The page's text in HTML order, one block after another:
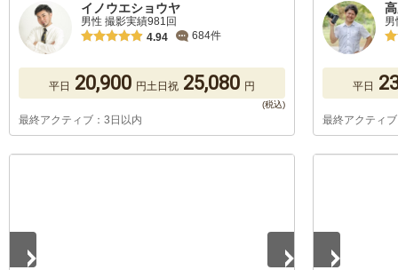
イノウエショウヤ
男性 撮影実績981回
4.94
684件
平日 20,900 円土日祝 25,080 円
最終アクティブ：3日以内
平日
最終アクティ